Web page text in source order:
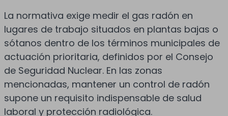
La normativa exige medir el gas radón en
lugares de trabajo situados en plantas bajas o
sótanos dentro de los términos municipales de
actuación prioritaria, definidos por el Consejo
de Seguridad Nuclear. En las zonas
mencionadas, mantener un control de radón
supone un requisito indispensable de salud
laboral y protección radiológica.